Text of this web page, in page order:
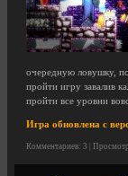
очередную ловушку,
пройти игру завалив
пройти все уровни
Игра обновлена с
Комментариев: 3 |